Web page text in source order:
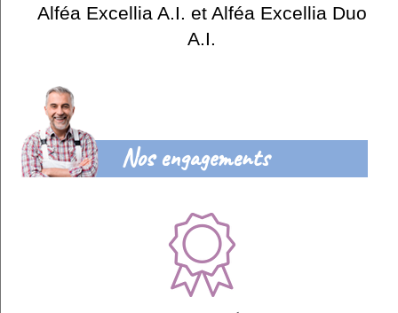
Alféa Excellia A.I. et Alféa Excellia Duo
A.I.
Nos engagements